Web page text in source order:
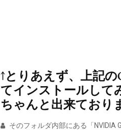
↑とりあえず、上記
てインストールして
ちゃんと出来ており
そのフォルダ内部にある「NVIDIA